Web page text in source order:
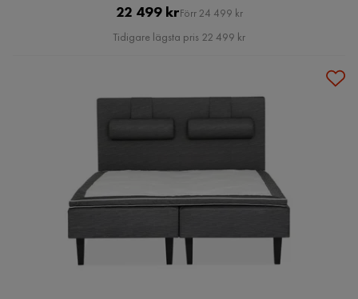
Pris
22 499 krOriginal
Pris
Förr 24 499 kr
Tidigare lägsta pris 22 499 kr